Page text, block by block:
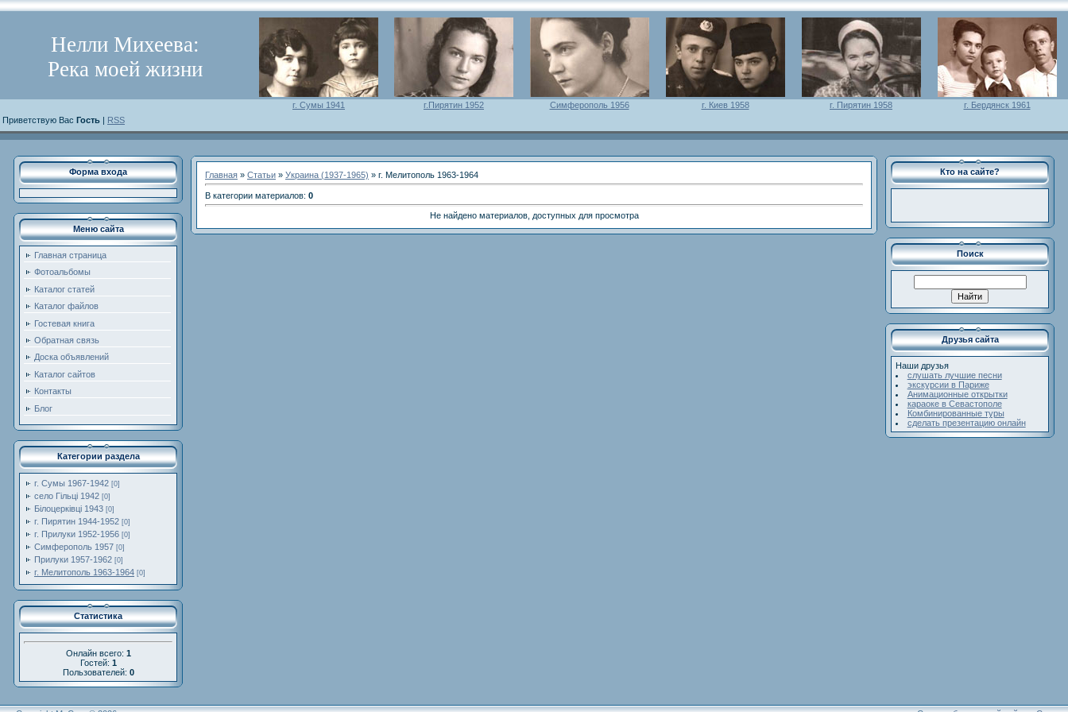
Нелли Михеева:
Река моей жизни
г. Сумы 1941 г.Пирятин 1952 Симферополь 1956 г. Киев 1958 г. Пирятин 1958
г. Бердянск 1961
Приветствую Вас Гость | RSS
Форма входа
Меню сайта
Главная страница
Фотоальбомы
Каталог статей
Каталог файлов
Гостевая книга
Обратная связь
Доска объявлений
Каталог сайтов
Контакты
Блог
Категории раздела
г. Сумы 1967-1942 [0]
село Гільці 1942 [0]
Білоцерківці 1943 [0]
г. Пирятин 1944-1952 [0]
г. Прилуки 1952-1956 [0]
Симферополь 1957 [0]
Прилуки 1957-1962 [0]
г. Мелитополь 1963-1964 [0]
Статистика
Онлайн всего: 1
Гостей: 1
Пользователей: 0
Главная » Статьи » Украина (1937-1965) » г. Мелитополь 1963-1964
В категории материалов: 0
Не найдено материалов, доступных для просмотра
Кто на сайте?
Поиск
Друзья сайта
Наши друзья
слушать лучшие песни
экскурсии в Париже
Анимационные открытки
караоке в Севастополе
Комбинированные туры
сделать презентацию онлайн